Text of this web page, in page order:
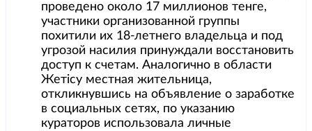
проведено около 17 миллионов тенге,
участники организованной группы
похитили их 18-летнего владельца и под
угрозой насилия принуждали восстановить
доступ к счетам. Аналогично в области
Жетісу местная жительница,
откликнувшись на объявление о заработке
в социальных сетях, по указанию
кураторов использовала личные